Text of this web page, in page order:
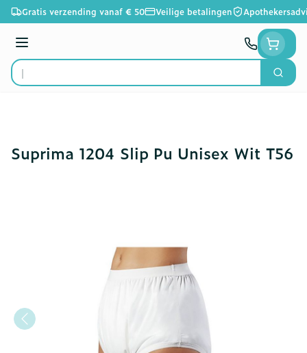
Ga naar de inhoud
Gratis verzending vanaf € 50 Veilige betalingen
Menu
Product, merk, categorie...
Zoek
Suprima 1204 Slip Pu Unisex Wit T56